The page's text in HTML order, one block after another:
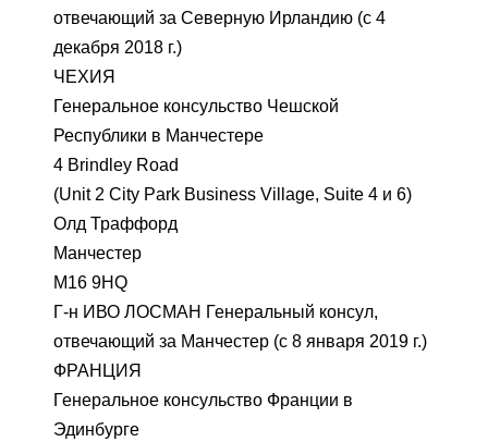
отвечающий за Северную Ирландию (с 4
декабря 2018 г.)
ЧЕХИЯ
Генеральное консульство Чешской
Республики в Манчестере
4 Brindley Road
(Unit 2 City Park Business Village, Suite 4 и 6)
Олд Траффорд
Манчестер
M16 9HQ
Г-н ИВО ЛОСМАН Генеральный консул,
отвечающий за Манчестер (с 8 января 2019 г.)
ФРАНЦИЯ
Генеральное консульство Франции в
Эдинбурге